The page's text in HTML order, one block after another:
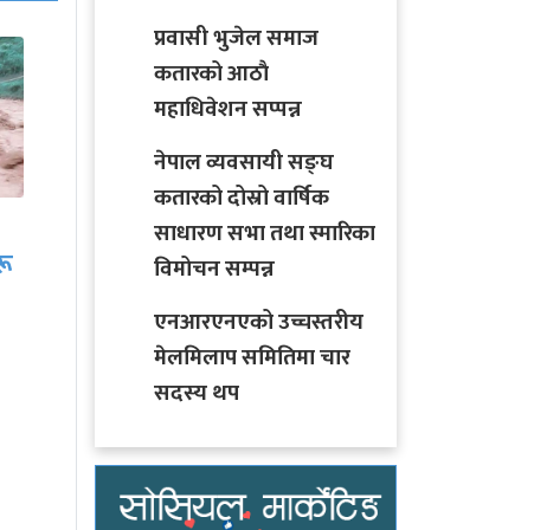
साउनको आगमनसँगै
हरियो चुरा र पोतेले सजिए
बजार, किन्नेको लाग्यो…
प्रवासी भुजेल समाज
कतारको आठाै
महाधिवेशन सप्पन्न
नेपाल व्यवसायी सङ्घ
कतारको दोस्रो वार्षिक
साधारण सभा तथा स्मारिका
विमोचन सम्पन्न
एनआरएनएको उच्चस्तरीय
मेलमिलाप समितिमा चार
सदस्य थप